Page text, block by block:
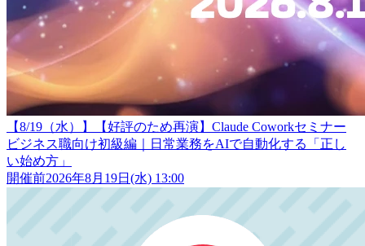
【8/19（水）】【好評のため再演】Claude Coworkセミナー
ビジネス職向け初級編｜日常業務をAIで自動化する「正し
い始め方」
開催前2026年8月19日(水) 13:00